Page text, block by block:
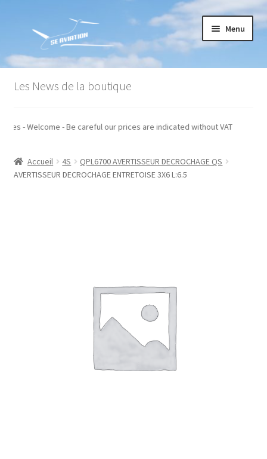
la
navigation
contenu
Menu
Accueil
Conditions générales de vente
Mon compte
Les News de la boutique
taxes - Welcome - Be careful our prices are indicated without VAT
Accueil 4S
QPL6700 AVERTISSEUR DECROCHAGE QS
AVERTISSEUR DECROCHAGE ENTRETOISE 3X6 L:6.5